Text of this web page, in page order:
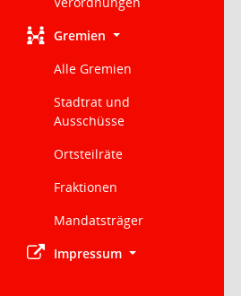
Gremien
Alle Gremien
Stadtrat und
Ausschüsse
Ortsteilräte
Fraktionen
Mandatsträger
Impressum